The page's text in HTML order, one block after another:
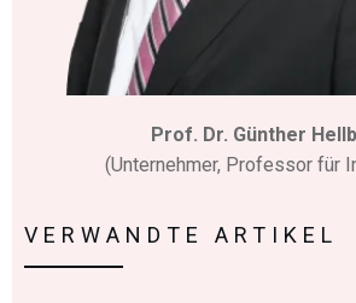
Prof. Dr. Günther
(Unternehmer, Professor für
VERWANDTE ARTIKEL